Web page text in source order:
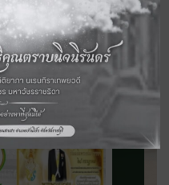
าว
พันธ์
เคลื่อนไหวของ